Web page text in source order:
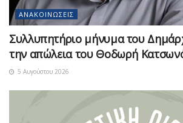
ΑΝΑΚΟΙΝΏΣΕΙΣ
Συλλυπητήριο μήνυμα του
την απώλεια του Θοδωρή
5 Αυγούστου 2026